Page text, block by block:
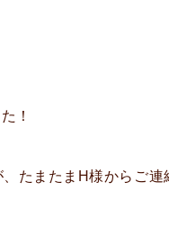
！
たまたまH様からご連